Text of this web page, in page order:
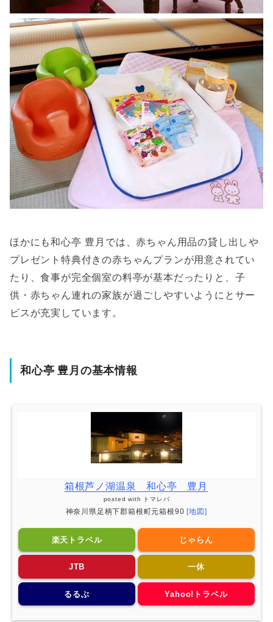
ほかにも和心亭 豊月では、赤ちゃん用品の貸し出しや
プレゼント特典付きの赤ちゃんプランが用意されてい
たり、食事が完全個室の料亭が基本だったりと、子
供・赤ちゃん連れの家族が過ごしやすいようにとサー
ビスが充実しています。
和心亭 豊月の基本情報
箱根芦ノ湖温泉 和心亭 豊月
posted with トマレバ
神奈川県足柄下郡箱根町元箱根90 [地図]
楽天トラベル じゃらん
JTB 一休
るるぶ Yahoo!トラベル